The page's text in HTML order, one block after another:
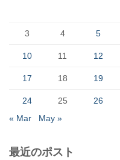
3 4 5
10 11 12
17 18 19
24 25 26
« Mar
May »
最近のポスト